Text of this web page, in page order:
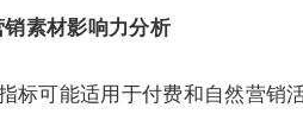
销素材影响力分析
标可能适用于付费和自然营销